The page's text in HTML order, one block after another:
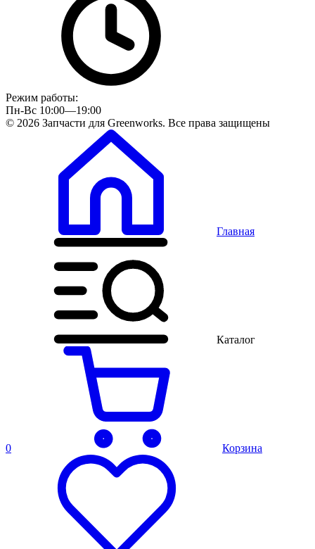
Режим работы:
Пн-Вс 10:00—19:00
© 2026 Запчасти для Greenworks. Все права защищены
Главная
Каталог
0 Корзина